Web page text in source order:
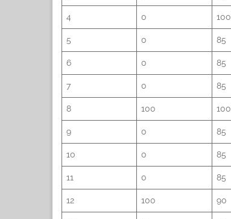
4 0 100
5 0 85
6 0 85
7 0 85
8 100 100
9 0 85
10 0 85
11 0 85
12 100 90